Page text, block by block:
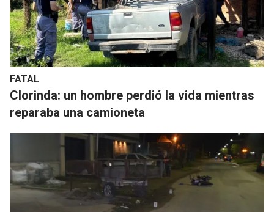
FATAL
Clorinda: un hombre perdió la vida mientras
reparaba una camioneta